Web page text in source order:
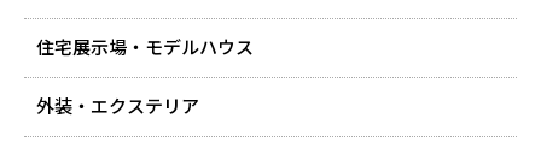
住宅展示場・モデルハウス
外装・エクステリア